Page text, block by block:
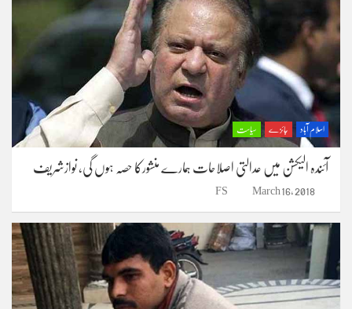
اسلام آباد جائزے سیاست
آئندہ الیکشن میں عدالتی اصلاحات ہمارے منشورکا حصہ ہوں گی، نوازشریف
March 16, 2018
FS